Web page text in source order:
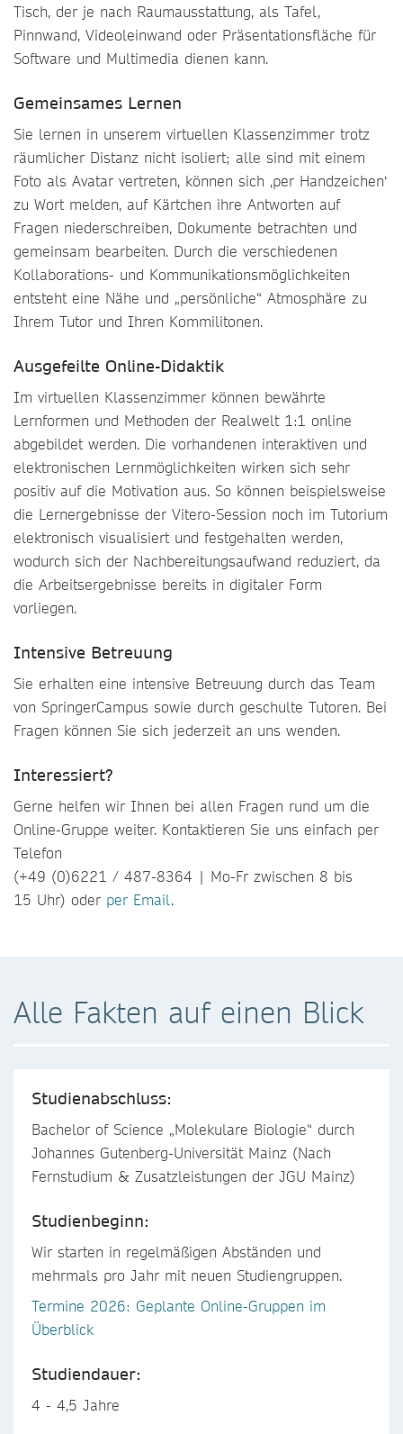
Tisch, der je nach Raumausstattung, als Tafel,
Pinnwand, Videoleinwand oder Präsentationsfläche für
Software und Multimedia dienen kann.
Gemeinsames Lernen
Sie lernen in unserem virtuellen Klassenzimmer trotz
räumlicher Distanz nicht isoliert; alle sind mit einem
Foto als Avatar vertreten, können sich ‚per Handzeichen‘
zu Wort melden, auf Kärtchen ihre Antworten auf
Fragen niederschreiben, Dokumente betrachten und
gemeinsam bearbeiten. Durch die verschiedenen
Kollaborations- und Kommunikationsmöglichkeiten
entsteht eine Nähe und „persönliche“ Atmosphäre zu
Ihrem Tutor und Ihren Kommilitonen.
Ausgefeilte Online-Didaktik
Im virtuellen Klassenzimmer können bewährte
Lernformen und Methoden der Realwelt 1:1 online
abgebildet werden. Die vorhandenen interaktiven und
elektronischen Lernmöglichkeiten wirken sich sehr
positiv auf die Motivation aus. So können beispielsweise
die Lernergebnisse der Vitero-Session noch im Tutorium
elektronisch visualisiert und festgehalten werden,
wodurch sich der Nachbereitungsaufwand reduziert, da
die Arbeitsergebnisse bereits in digitaler Form
vorliegen.
Intensive Betreuung
Sie erhalten eine intensive Betreuung durch das Team
von SpringerCampus sowie durch geschulte Tutoren. Bei
Fragen können Sie sich jederzeit an uns wenden.
Interessiert?
Gerne helfen wir Ihnen bei allen Fragen rund um die
Online-Gruppe weiter. Kontaktieren Sie uns einfach per
Telefon
(+49 (0)6221 / 487-8364 | Mo-Fr zwischen 8 bis
15 Uhr) oder per Email.
Alle Fakten auf einen Blick
Studienabschluss:
Bachelor of Science „Molekulare Biologie“ durch
Johannes Gutenberg-Universität Mainz (Nach
Fernstudium & Zusatzleistungen der JGU Mainz)
Studienbeginn:
Wir starten in regelmäßigen Abständen und
mehrmals pro Jahr mit neuen Studiengruppen.
Termine 2026: Geplante Online-Gruppen im
Überblick
Studiendauer:
4 - 4,5 Jahre